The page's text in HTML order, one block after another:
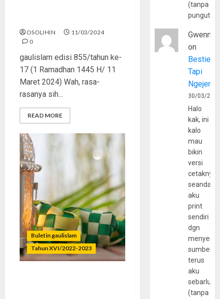
OSOLIHIN
11/03/2024
0
gaulislam edisi 855/tahun ke-
17 (1 Ramadhan 1445 H/ 11
Maret 2024) Wah, rasa-
rasanya sih...
READ MORE
Buletin gaulislam
Tahun XVI/2022-2023
(tanpa
Gwenny
on
Bestie
Tapi
30/03/
Halo
kak, ini
kalo
mau
bikin
versi
cetaknya
aku
print
sendiri
dgn
sumber
terus
aku
(tanpa